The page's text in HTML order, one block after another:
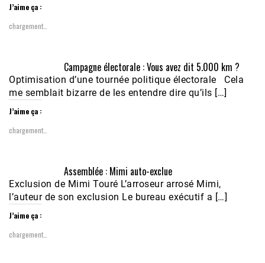
J’aime ça :
chargement…
Campagne électorale : Vous avez dit 5.000 km ?
Optimisation d’une tournée politique électorale Cela
me semblait bizarre de les entendre dire qu’ils […]
J’aime ça :
chargement…
Assemblée : Mimi auto-exclue
Exclusion de Mimi Touré L’arroseur arrosé Mimi,
l’auteur de son exclusion Le bureau exécutif a […]
J’aime ça :
chargement…